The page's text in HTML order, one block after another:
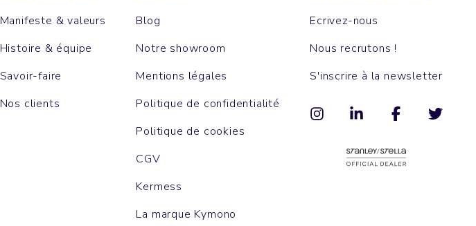
Manifeste & valeurs
Histoire & équipe
Savoir-faire
Nos clients
Blog
Notre showroom
Mentions légales
Politique de confidentialité
Politique de cookies
CGV
Kermess
La marque Kymono
Ecrivez-nous
Nous recrutons !
S'inscrire à la newsletter